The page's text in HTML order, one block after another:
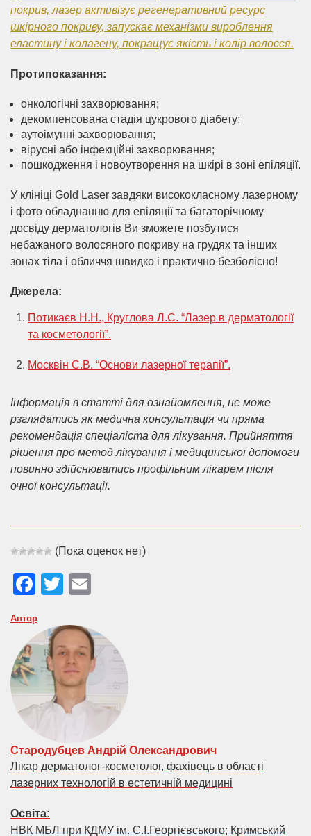
покрив, лазер активізує регенеративний ресурс
шкірного покриву, запускає механізми вироблення
еластину і колагену, покращує якість і колір волосся.
Протипоказання:
онкологічні захворювання;
декомпенсована стадія цукрового діабету;
аутоімунні захворювання;
вірусні або інфекційні захворювання;
пошкодження і новоутворення на шкірі в зоні епіляції.
У клініці Gold Laser завдяки висококласному лазерному
і фото обладнанню для епіляції та багаторічному
досвіду дерматологів Ви зможете позбутися
небажаного волосяного покриву на грудях та інших
зонах тіла і обличчя швидко і практично безболісно!
Джерела:
Потикаєв Н.Н., Круглова Л.С. “Лазер в дерматології
та косметології”.
Москвін С.В. “Основи лазерної терапії”.
Інформація в статті для ознайомлення, не може
рзглядатись як медична консультація чи пряма
рекомендація спеціаліста для лікування. Прийняття
рішення про метод лікування і медицинської допомоги
повинно здійснюватись профільним лікарем після
очної консультації.
(Пока оценок нет)
Facebook
Twitter
Автор
Стародубцев Андрій Олександрович
Лікар дерматолог-косметолог, фахівець в області
лазерних технологій в естетичній медицині
Освіта:
НВК МБЛ при КДМУ ім. С.І.Георгієвського; Кримський